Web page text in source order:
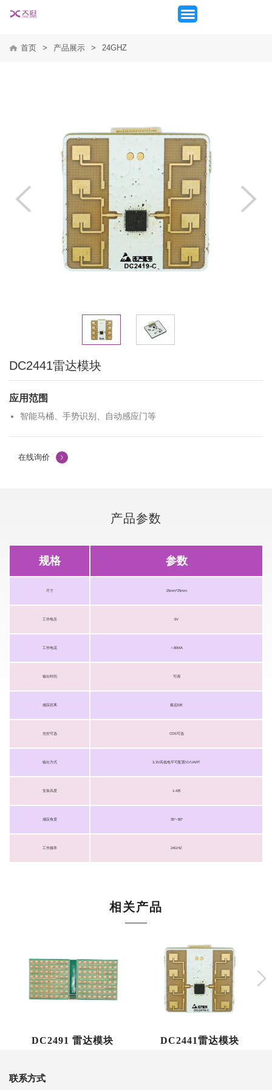
应用方案
首页 > 产品展示 > 24GHZ
DC2441雷达模块
应用范围
智能马桶、手势识别、自动感应门等
在线询价
产品参数
规格 参数
尺寸 25mm*25mm
工作电压 5V
工作电流 ＜80MA
输出时间 可调
感应距离 最远5米
光控可选 CDS可选
输出方式 3.3V高低电平可配置IO/UART
安装高度 1-4米
感应角度 35°~80°
工作频率 24GHZ
相关产品
DC2491 雷达模块 DC2441雷达模块
联系方式